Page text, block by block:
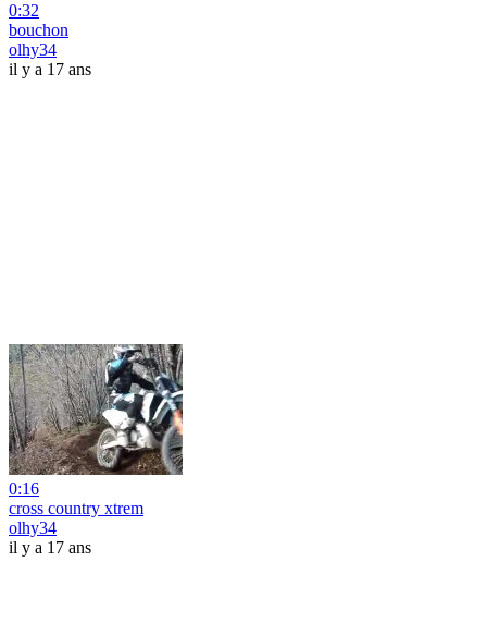
0:32
bouchon
olhy34
il y a 17 ans
0:16
cross country xtrem
olhy34
il y a 17 ans